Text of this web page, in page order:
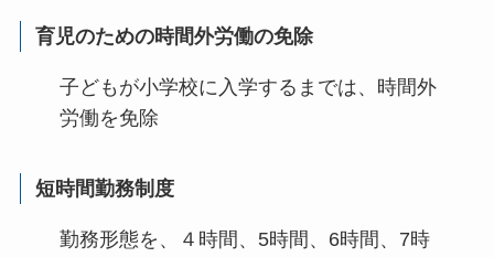
育児のための時間外労働の免除
子どもが小学校に入学するまでは、時間外
労働を免除
短時間勤務制度
勤務形態を、４時間、5時間、6時間、7時